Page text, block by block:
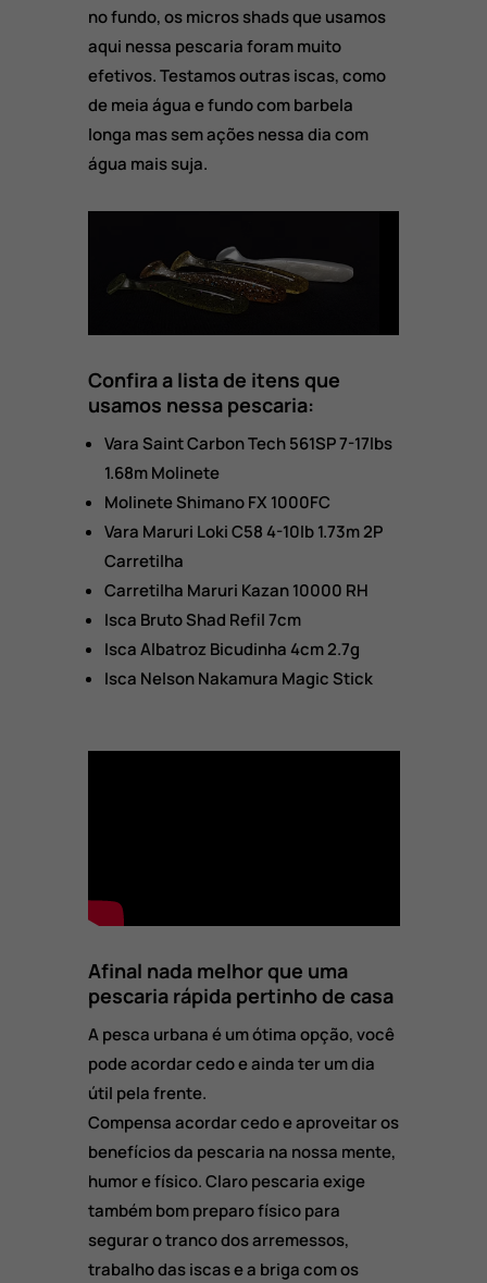
no fundo, os micros shads que usamos
aqui nessa pescaria foram muito
efetivos. Testamos outras iscas, como
de meia água e fundo com barbela
longa mas sem ações nessa dia com
água mais suja.
Confira a lista de itens que
usamos nessa pescaria:
Vara Saint Carbon Tech 561SP 7-17lbs
1.68m Molinete
Molinete Shimano FX 1000FC
Vara Maruri Loki C58 4-10lb 1.73m 2P
Carretilha
Carretilha Maruri Kazan 10000 RH
Isca Bruto Shad Refil 7cm
Isca Albatroz Bicudinha 4cm 2.7g
Isca Nelson Nakamura Magic Stick
Afinal nada melhor que uma
pescaria rápida pertinho de casa
A pesca urbana é um ótima opção, você
pode acordar cedo e ainda ter um dia
útil pela frente.
Compensa acordar cedo e aproveitar os
benefícios da pescaria na nossa mente,
humor e físico. Claro pescaria exige
também bom preparo físico para
segurar o tranco dos arremessos,
trabalho das iscas e a briga com os